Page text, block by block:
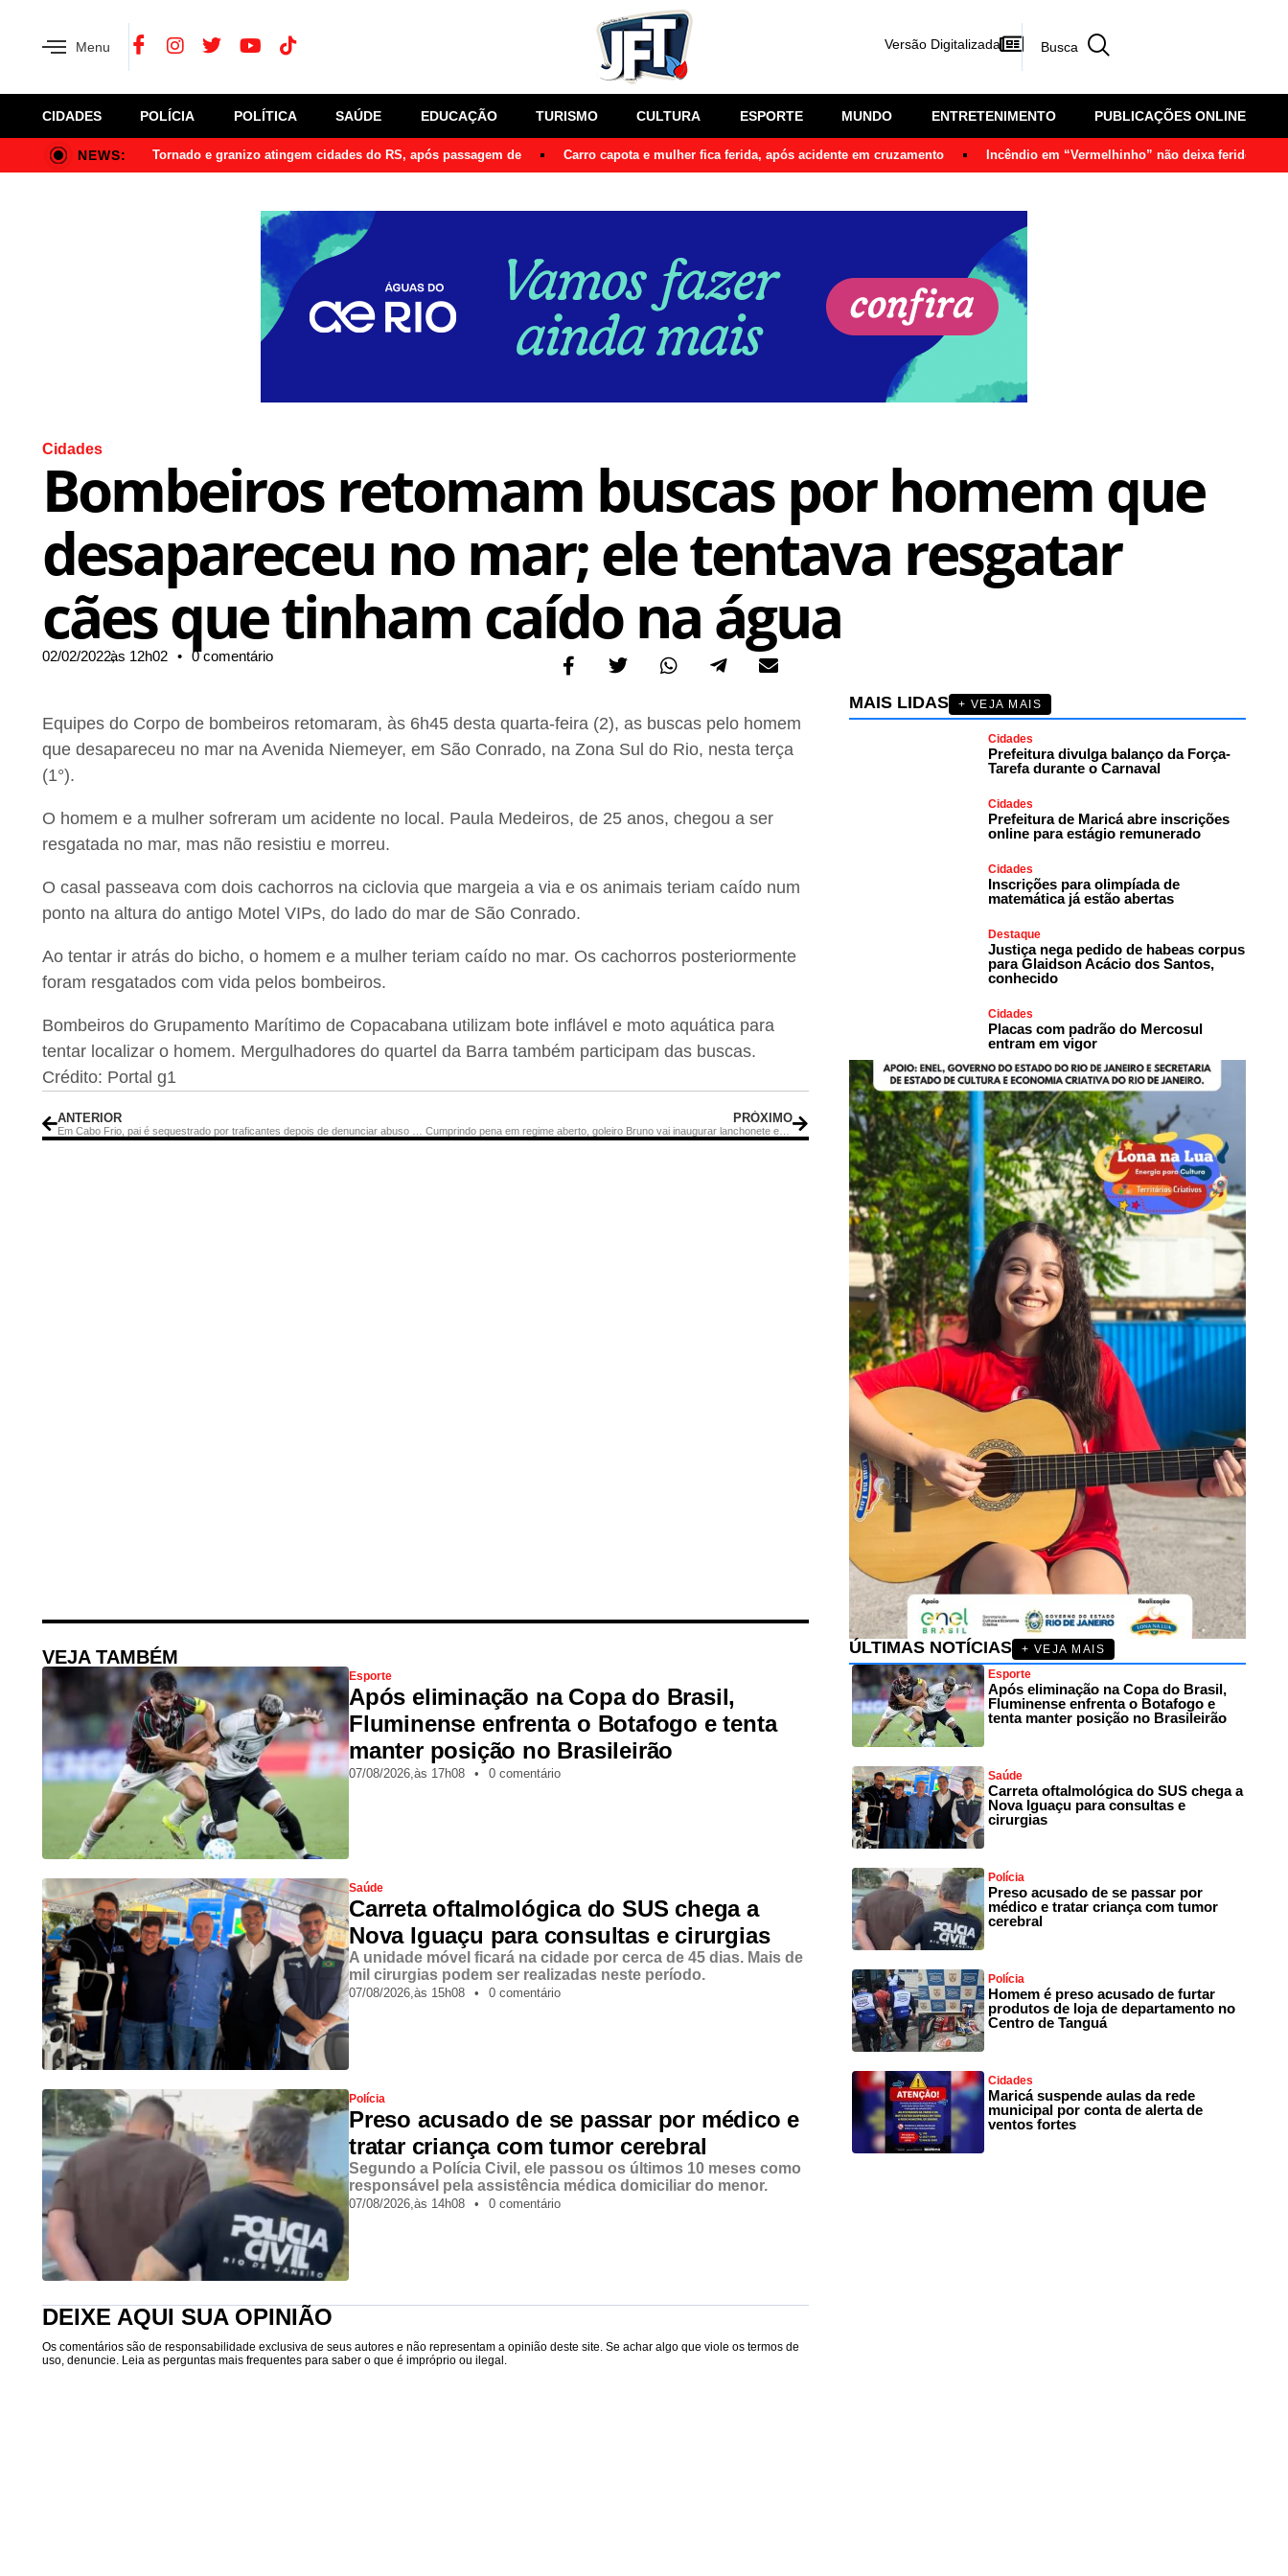
Menu Versão Digitalizada
CIDADES POLÍCIA POLÍTICA SAÚDE EDUCAÇÃO TURISMO CULTURA ESPORTE MUNDO ENTRETENIMENTO PUBLICAÇÕES ONLINE
NEWS: Tornado e granizo atingem cidades do RS, após passagem de Carro capota e mulher fica ferida, após acidente em cruzamento Incêndio em “Vermelhinho” não deixa feridos em
Cidades
Bombeiros retomam buscas por homem que
desapareceu no mar; ele tentava resgatar
cães que tinham caído na água
02/02/2022,às 12h02 • 0 comentário
Equipes do Corpo de bombeiros retomaram, às 6h45 desta quarta-feira (2), as buscas pelo homem
que desapareceu no mar na Avenida Niemeyer, em São Conrado, na Zona Sul do Rio, nesta terça
(1°).
O homem e a mulher sofreram um acidente no local. Paula Medeiros, de 25 anos, chegou a ser
resgatada no mar, mas não resistiu e morreu.
O casal passeava com dois cachorros na ciclovia que margeia a via e os animais teriam caído num
ponto na altura do antigo Motel VIPs, do lado do mar de São Conrado.
Ao tentar ir atrás do bicho, o homem e a mulher teriam caído no mar. Os cachorros posteriormente
foram resgatados com vida pelos bombeiros.
Bombeiros do Grupamento Marítimo de Copacabana utilizam bote inflável e moto aquática para
tentar localizar o homem. Mergulhadores do quartel da Barra também participam das buscas.
Crédito: Portal g1
ANTERIOR PRÓXIMO
Cumprindo pena em regime aberto, goleiro Bruno vai inaugurar lanchonete em São Pedro da Aldeia
VEJA TAMBÉM
Esporte
Após eliminação na Copa do Brasil,
Fluminense enfrenta o Botafogo e tenta
manter posição no Brasileirão
07/08/2026,às 17h08 • 0 comentário
Saúde
Carreta oftalmológica do SUS chega a
Nova Iguaçu para consultas e cirurgias
A unidade móvel ficará na cidade por cerca de 45 dias. Mais de
mil cirurgias podem ser realizadas neste período.
07/08/2026,às 15h08 • 0 comentário
Polícia
Preso acusado de se passar por médico e
tratar criança com tumor cerebral
Segundo a Polícia Civil, ele passou os últimos 10 meses como
responsável pela assistência médica domiciliar do menor.
07/08/2026,às 14h08 • 0 comentário
DEIXE AQUI SUA OPINIÃO
Os comentários são de responsabilidade exclusiva de seus autores e não representam a opinião deste site. Se achar algo que viole os termos de
uso, denuncie. Leia as perguntas mais frequentes para saber o que é impróprio ou ilegal.
MAIS LIDAS + VEJA MAIS
Cidades
Prefeitura divulga balanço da Força-
Tarefa durante o Carnaval
Cidades
Prefeitura de Maricá abre inscrições
online para estágio remunerado
Cidades
Inscrições para olimpíada de
matemática já estão abertas
Destaque
Justiça nega pedido de habeas corpus
para Glaidson Acácio dos Santos,
conhecido
Cidades
Placas com padrão do Mercosul
entram em vigor
ÚLTIMAS NOTÍCIAS
+ VEJA MAIS
Esporte
Após eliminação na Copa do Brasil,
Fluminense enfrenta o Botafogo e
tenta manter posição no Brasileirão
Saúde
Carreta oftalmológica do SUS chega a
Nova Iguaçu para consultas e
cirurgias
Polícia
Preso acusado de se passar por
médico e tratar criança com tumor
cerebral
Polícia
Homem é preso acusado de furtar
produtos de loja de departamento no
Centro de Tanguá
Cidades
Maricá suspende aulas da rede
municipal por conta de alerta de
ventos fortes